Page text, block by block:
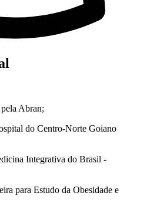
Abran;
do Centro-Norte Goiano
Integrativa do Brasil -
para Estudo da Obesidade e